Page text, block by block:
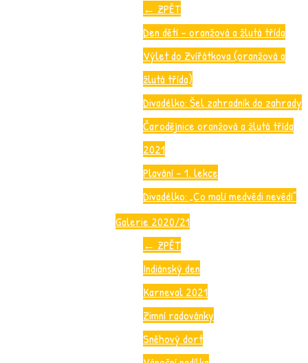
← ZPĚT
Den dětí – oranžová a žlutá třída
Výlet do Zvířátkova (oranžová a
žlutá třída)
Divadélko: Šel zahradník do zahrady
Čarodějnice oranžová a žlutá třída
2021
Plavání – 1. lekce
Divadélko: „Co malí medvědi nevědí“
Galerie 2020/21
← ZPĚT
Indiánský den
Karneval 2021
Zimní radovánky
Sněhový dort